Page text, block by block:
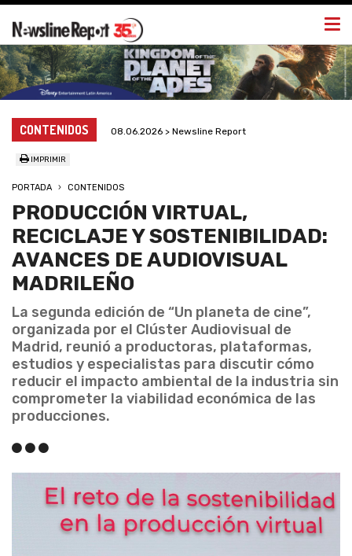
CONTENIDOS 08.06.2026 > Newsline Report
IMPRIMIR
PORTADA CONTENIDOS
PRODUCCIÓN VIRTUAL,
RECICLAJE Y SOSTENIBILIDAD:
AVANCES DE AUDIOVISUAL
MADRILEÑO
La segunda edición de “Un planeta de cine”,
organizada por el Clúster Audiovisual de
Madrid, reunió a productoras, plataformas,
estudios y especialistas para discutir cómo
reducir el impacto ambiental de la industria sin
comprometer la viabilidad económica de las
producciones.